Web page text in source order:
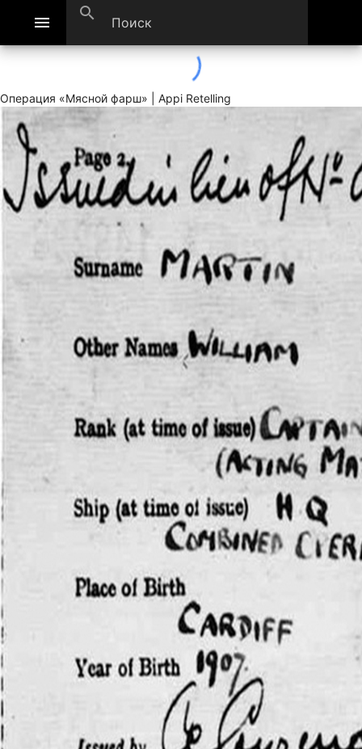
menu search
Операция «Мясной фарш» | Appi Retelling